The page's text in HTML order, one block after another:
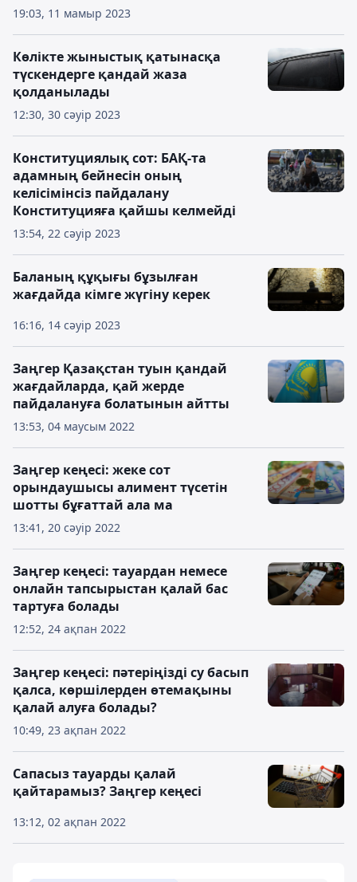
19:03, 11 мамыр 2023
12:30, 30 сәуір 2023
Көлікте жыныстық қатынасқа
түскендерге қандай жаза
қолданылады
13:54, 22 сәуір 2023
Конституциялық сот: БАҚ-та
адамның бейнесін оның
келісімінсіз пайдалану
Конституцияға қайшы келмейді
16:16, 14 сәуір 2023
Баланың құқығы бұзылған
жағдайда кімге жүгіну керек
13:53, 04 маусым 2022
Заңгер Қазақстан туын қандай
жағдайларда, қай жерде
пайдалануға болатынын айтты
13:41, 20 сәуір 2022
Заңгер кеңесі: жеке сот
орындаушысы алимент түсетін
шотты бұғаттай ала ма
12:52, 24 ақпан 2022
Заңгер кеңесі: тауардан немесе
онлайн тапсырыстан қалай бас
тартуға болады
10:49, 23 ақпан 2022
Заңгер кеңесі: пәтеріңізді су басып
қалса, көршілерден өтемақыны
қалай алуға болады?
13:12, 02 ақпан 2022
Сапасыз тауарды қалай
қайтарамыз? Заңгер кеңесі